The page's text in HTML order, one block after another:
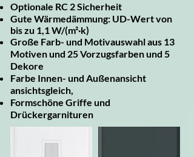
Optionale RC 2 Sicherheit
Gute Wärmedämmung: UD-Wert von
bis zu 1,1 W/(m²·k)
Große Farb- und Motivauswahl aus 13
Motiven und 25 Vorzugsfarben und 5
Dekore
Farbe Innen- und Außenansicht
ansichtsgleich,
Formschöne Griffe und
Drückergarnituren